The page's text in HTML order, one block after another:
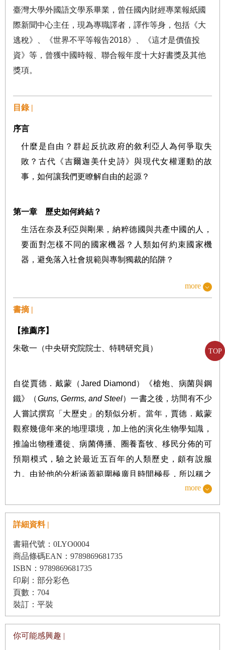
TOP
臺灣大學外國語文學系畢業，曾任國內財經專業報紙國
際新聞中心主任，現為專職譯者，譯作等身，包括《大
逃稅》、《世界不平等報告2018》、《這才是價值投
資》等，曾獲中國時報、聯合報年度十大好書獎及其他
獎項。
目錄 |
序言
什麼是自由？群起反抗政府的敘利亞人為何爭取失
敗？古代《吉爾迦美什史詩》與現代女權運動的故
事，如何讓我們更瞭解自由的起源？
第一章 歷史如何終結？
生活在奈及利亞與剛果，納粹德國與共產中國的人，
要面對怎樣不同的國家機器？人類如何約束國家機
器，避免落入社會規範與專制獨裁的陷阱？
歷史上國家與社會的關係如何演變？古雅典城邦如何
成功打造國家與社會的動態平衡，踏入自由的窄廊？
為什麼會出現國家機器？國家機器如何改變社會？伊
斯蘭先知穆罕默德、祖魯戰士、夏威夷王國與喬治亞
共和國的啟示。
第四章 走廊外的經濟學
國家機器讓人發大財？國家機器的有無如何影響經濟
誘因？延續前章的四個例子，探討專制獨裁國家經濟
第五章 善政的譬喻
義大利城邦與墨西哥古文明如何制約國家機器，透過
商業股票、產權保障與專業化貿易，創造與專制國家
不同的經濟誘因？
歐洲憑什麼？西北歐社會如何在雅典、義大利與墨西
more
書摘 |
【推薦序】
朱敬一（中央研究院院士、特聘研究員）
自從賈德．戴蒙（Jared Diamond ）《槍炮、病菌與鋼
鐵》（Guns, Germs, and Steel）一書之後，坊間有不少
人嘗試撰寫「大歷史」的類似分析。當年，賈德．戴蒙
觀察幾億年來的地理環境，加上他的演化生物學知識，
推論出物種遷徙、病菌傳播、圈養畜牧、移民分佈的可
預期模式，驗之於最近五百年的人類歷史，頗有說服
力。由於他的分析涵蓋範圍極廣且時間極長，所以稱之
另外，英國籍的歷史學家伊安．摩里士（Ian Morris）二
○○一一年寫了《西方憑什麼》（
千年來東、西方文化與社會制度的發展，據此推論為什
麼航海發現新大陸與工業革命都發生在歐洲，又為什麼
西方能在最近五百年主宰世界秩序；這也是一種「分析
幾百年大問題」的大歷史著作。哈佛大學語言學教授史
的種種人類成就，從民主法治到抗生素與量子力學，儼
more
詳細資料 |
書籍代號：0LYO0004
商品條碼EAN：9789869681735
ISBN：9789869681735
印刷：部分彩色
頁數：704
裝訂：平裝
你可能感興趣 |